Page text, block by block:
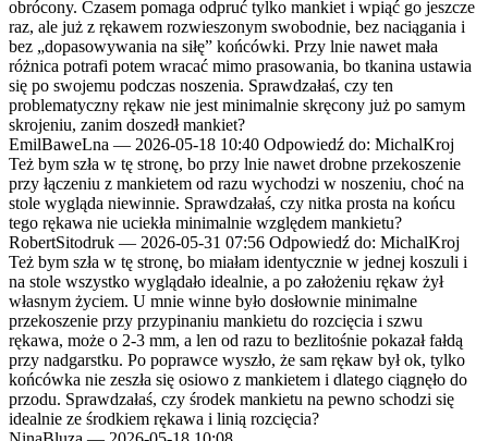
obrócony. Czasem pomaga odpruć tylko mankiet i wpiąć go jeszcze
raz, ale już z rękawem rozwieszonym swobodnie, bez naciągania i
bez „dopasowywania na siłę” końcówki. Przy lnie nawet mała
różnica potrafi potem wracać mimo prasowania, bo tkanina ustawia
się po swojemu podczas noszenia. Sprawdzałaś, czy ten
problematyczny rękaw nie jest minimalnie skręcony już po samym
skrojeniu, zanim doszedł mankiet?
EmilBaweLna — 2026-05-18 10:40 Odpowiedź do: MichalKroj
Też bym szła w tę stronę, bo przy lnie nawet drobne przekoszenie
przy łączeniu z mankietem od razu wychodzi w noszeniu, choć na
stole wygląda niewinnie. Sprawdzałaś, czy nitka prosta na końcu
tego rękawa nie uciekła minimalnie względem mankietu?
RobertSitodruk — 2026-05-31 07:56 Odpowiedź do: MichalKroj
Też bym szła w tę stronę, bo miałam identycznie w jednej koszuli i
na stole wszystko wyglądało idealnie, a po założeniu rękaw żył
własnym życiem. U mnie winne było dosłownie minimalne
przekoszenie przy przypinaniu mankietu do rozcięcia i szwu
rękawa, może o 2-3 mm, a len od razu to bezlitośnie pokazał fałdą
przy nadgarstku. Po poprawce wyszło, że sam rękaw był ok, tylko
końcówka nie zeszła się osiowo z mankietem i dlatego ciągnęło do
przodu. Sprawdzałaś, czy środek mankietu na pewno schodzi się
idealnie ze środkiem rękawa i linią rozcięcia?